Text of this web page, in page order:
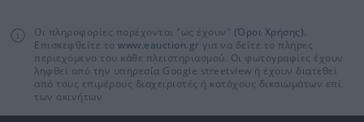
Οι πληροφορίες παρέχονται "ως έχουν" (Όροι Χρήσης).
Επισκεφθείτε το www.eauction.gr για να δείτε το πλήρες
περιεχόμενο του κάθε πλειστηριασμού. Οι φωτογραφίες έχουν
ληφθεί από την υπηρεσία Google streetview ή έχουν διατεθεί
από τους επιμέρους διαχειριστές ή κατόχους δικαιωμάτων επί
των ακινήτων